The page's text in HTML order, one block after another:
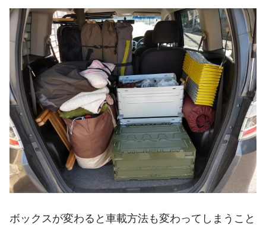
ボックスが変わると車載方法も変わってしまうこと